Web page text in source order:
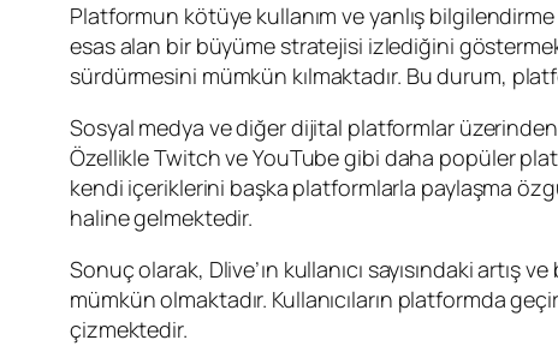
Platformun kötüye kullanım ve yanlış
esas alan bir büyüme stratejisi izlediğini
sürdürmesini mümkün kılmaktadır. Bu durum,
Sosyal medya ve diğer dijital platformlar üzerinden
Özellikle Twitch ve YouTube gibi daha popüler
kendi içeriklerini başka platformlarla paylaşma
haline gelmektedir.
Sonuç olarak, Dlive’ın kullanıcı sayısındaki
mümkün olmaktadır. Kullanıcıların platformda
çizmektedir.